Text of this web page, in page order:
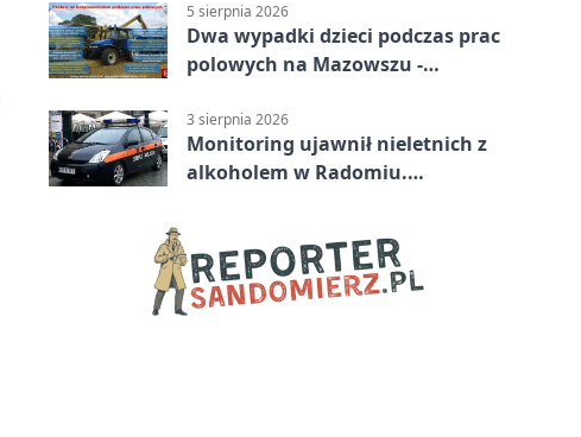
5 sierpnia 2026
Dwa wypadki dzieci podczas prac
polowych na Mazowszu -
3 sierpnia 2026
Monitoring ujawnił nieletnich z
alkoholem w Radomiu.